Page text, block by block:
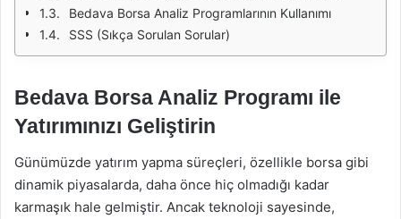
Bedava Borsa Analiz Programlarının Kullanımı
SSS (Sıkça Sorulan Sorular)
Bedava Borsa Analiz Programı ile
Yatırımınızı Geliştirin
Günümüzde yatırım yapma süreçleri, özellikle borsa gibi
dinamik piyasalarda, daha önce hiç olmadığı kadar
karmaşık hale gelmiştir. Ancak teknoloji sayesinde,